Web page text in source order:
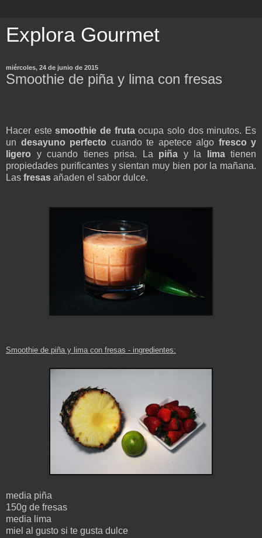
Explora Gourmet
miércoles, 24 de junio de 2015
Smoothie de piña y lima con fresas
Hacer estesmoothie de frutaocupa solo dos minutos. Es
un desayuno perfecto cuando te apetece algo fresco y
ligero y cuando tienes prisa. La piña y la limatienen
propiedades purificantes y sientan muy bien por la mañana.
Las fresas añaden el sabor dulce.
Smoothie de piña y lima con fresas - ingredientes:
media piña
150g de fresas
media lima
miel al gusto si te gusta dulce